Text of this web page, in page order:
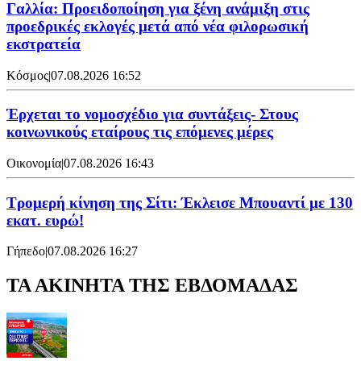
Γαλλία: Προειδοποίηση για ξένη ανάμιξη στις
προεδρικές εκλογές μετά από νέα φιλορωσική
εκστρατεία
Κόσμος|07.08.2026 16:52
Έρχεται το νομοσχέδιο για συντάξεις- Στους
κοινωνικούς εταίρους τις επόμενες μέρες
Οικονομία|07.08.2026 16:43
Τρομερή κίνηση της Σίτι: Έκλεισε Μπουαντί με 130
εκατ. ευρώ!
Γήπεδο|07.08.2026 16:27
ΤΑ ΑΚΙΝΗΤΑ ΤΗΣ ΕΒΔΟΜΑΔΑΣ